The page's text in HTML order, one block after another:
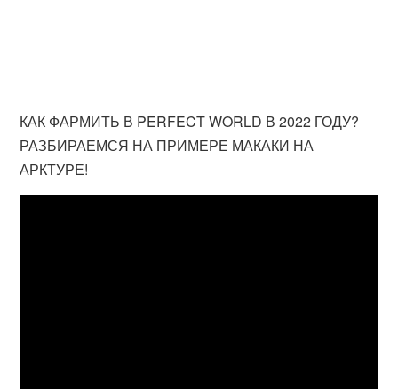
КАК ФАРМИТЬ В PERFECT WORLD В 2022 ГОДУ?
РАЗБИРАЕМСЯ НА ПРИМЕРЕ МАКАКИ НА
АРКТУРЕ!